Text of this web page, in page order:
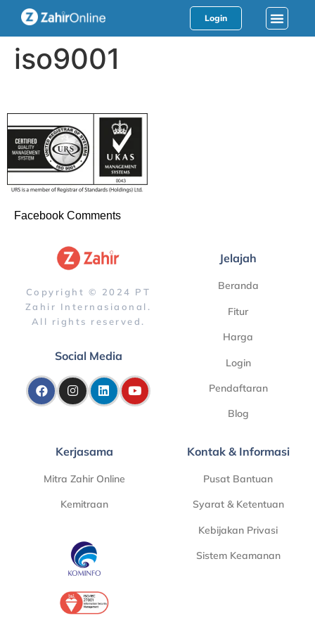
Login
iso9001
Facebook Comments
Copyright © 2024 PT
Zahir Internasiaonal.
All rights reserved.
Social Media
Jelajah
Beranda
Fitur
Harga
Login
Pendaftaran
Blog
Kerjasama
Mitra Zahir Online
Kemitraan
Kontak & Informasi
Pusat Bantuan
Syarat & Ketentuan
Kebijakan Privasi
Sistem Keamanan